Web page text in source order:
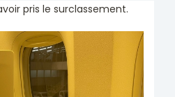
pris le surclassement.